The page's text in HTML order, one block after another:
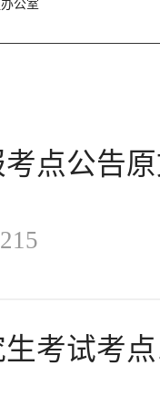
公室
点公告
215